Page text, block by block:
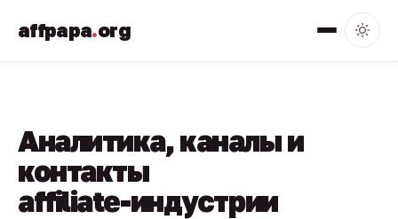
affpapa.org
Аналитика, каналы и
контакты
affiliate-индустрии